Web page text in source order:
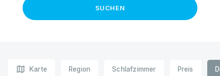
SUCHEN
map Karte Region Schlafzimmer Preis